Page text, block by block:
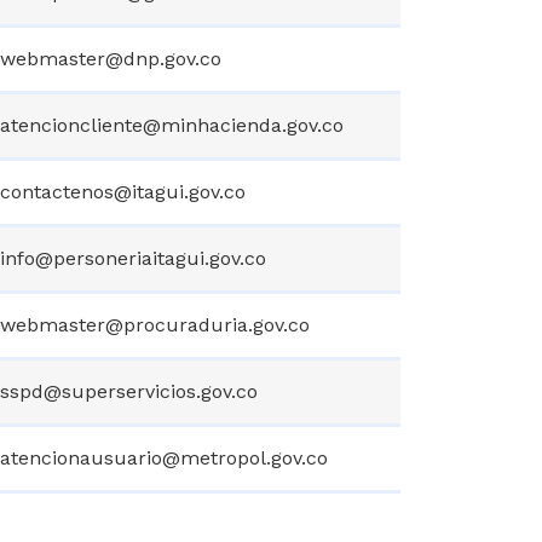
webmaster@dnp.gov.co
atencioncliente@minhacienda.gov.co
contactenos@itagui.gov.co
info@personeriaitagui.gov.co
webmaster@procuraduria.gov.co
sspd@superservicios.gov.co
atencionausuario@metropol.gov.co